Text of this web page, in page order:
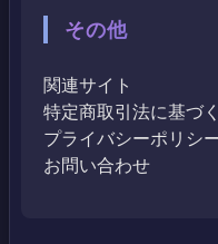
その他
関連サイト
特定商取引法に基づ
プライバシーポリシ
お問い合わせ